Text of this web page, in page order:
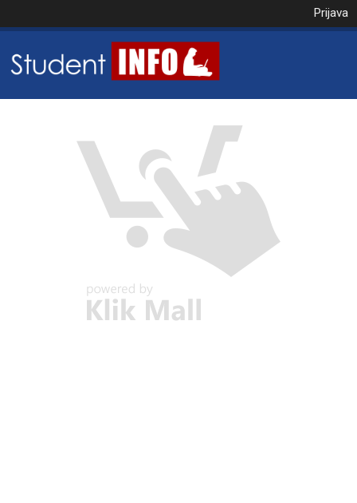
Prijava
VAŠA KOŠARICA JE